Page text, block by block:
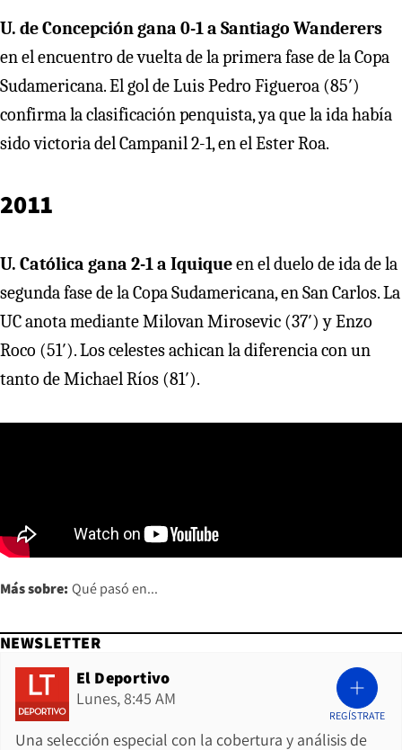
U. de Concepción gana 0-1 a Santiago Wanderers
en el encuentro de vuelta de la primera fase de la Copa
Sudamericana. El gol de Luis Pedro Figueroa (85′)
confirma la clasificación penquista, ya que la ida había
sido victoria del Campanil 2-1, en el Ester Roa.
2011
U. Católica gana 2-1 a Iquiqueen el duelo de ida de la
segunda fase de la Copa Sudamericana, en San Carlos. La
UC anota mediante Milovan Mirosevic (37′) y Enzo
Roco (51′). Los celestes achican la diferencia con un
tanto de Michael Ríos (81′).
Más sobre: Qué pasó en...
NEWSLETTER
El Deportivo
Lunes, 8:45 AM
Una selección especial con la cobertura y análisis de
REGÍSTRATE